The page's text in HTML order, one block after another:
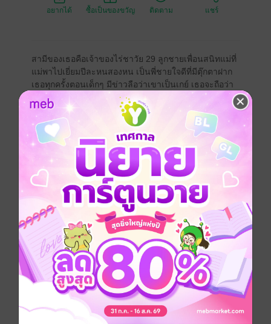
อยากได้ ซื้อเป็นของขวัญ ติดตาม แชร์
สามีของเธอคือเจ้าของไร่ชาวัย 29 ลูกชายเพื่อนสนิทแม่ที่
แม่พาไปเยี่ยมปีละหนสองหน เป็นพี่ชายใจดีที่มีตุ๊กตาฝาก
เธอทุกครั้งตอนเด็กๆ มีข่าวลือว่าเขาเป็นเกย์ เธอจะถือว่า
เขาเป็นพี่สาวใจดีก็แล้วกัน...แต่ทำไมพี่ชาถึงไม่อ่อนโยน
เลย เขาช่างขยันขันแข็งในการทำลูกเสียเหลือเกิน
“พี่ชา ที่เราคุยกันเรื่องมีลูก”
“ครับ” ซึ่งพริษฐ์บอกกับเธอว่าอยากมีลูกโดยวิธีธรรมชาติ
และอยากมีเร็วๆ นี้...
“เอ่อ คืนนี้ พี่ชาพร้อมไหมคะ” หิรัญญิการ์รู้สึกกระดากอาย
อย่างมากที่ต้องถามเขาตรงๆ “เอ่อ ถ้าพี่ชายังไม่โอเค...”
“พี่พร้อมครับ” เขารีบตอบทันทีทันใด
“เอ่อ งั้นเราทำกันเลยนะคะ” เธอลุกขึ้นนั่งแล้วบอกเขาทั้ง
ท่าทีเขินอาย แต่ก็ดูขึงขังจริงจัง พริษฐ์อึ้งไปเล็กน้อยก่อนจะ
แอบขำในใจ เขารอว่าเธอจะทำอะไรต่อ
“อ้อขออนุญาตถอดเสื้อพี่ชานะคะ”
“ครับ” เขารับอย่างว่าง่ายแล้วก็ลุกนั่งบ้างให้เธอถอดเสื้อ
เขาได้สะดวกตอนที่เธอเลิกเสื้อยืดออกไปทางศีรษะ
“เอ่อ ถอดกางเกงด้วยเลยไหมคะ” พูดไปก็อยากจะกัดลิ้นตัว
เองไป ที่ต้องกลั้นใจเป็นผู้หญิงก๋ากั่นปล้ำถอดเสื้อ
ผู้ชาย...และจะปล้ำผู้ชายในลำดับถัดไป